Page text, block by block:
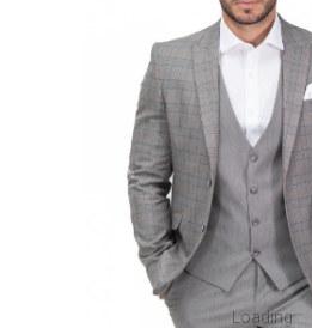
Loading...